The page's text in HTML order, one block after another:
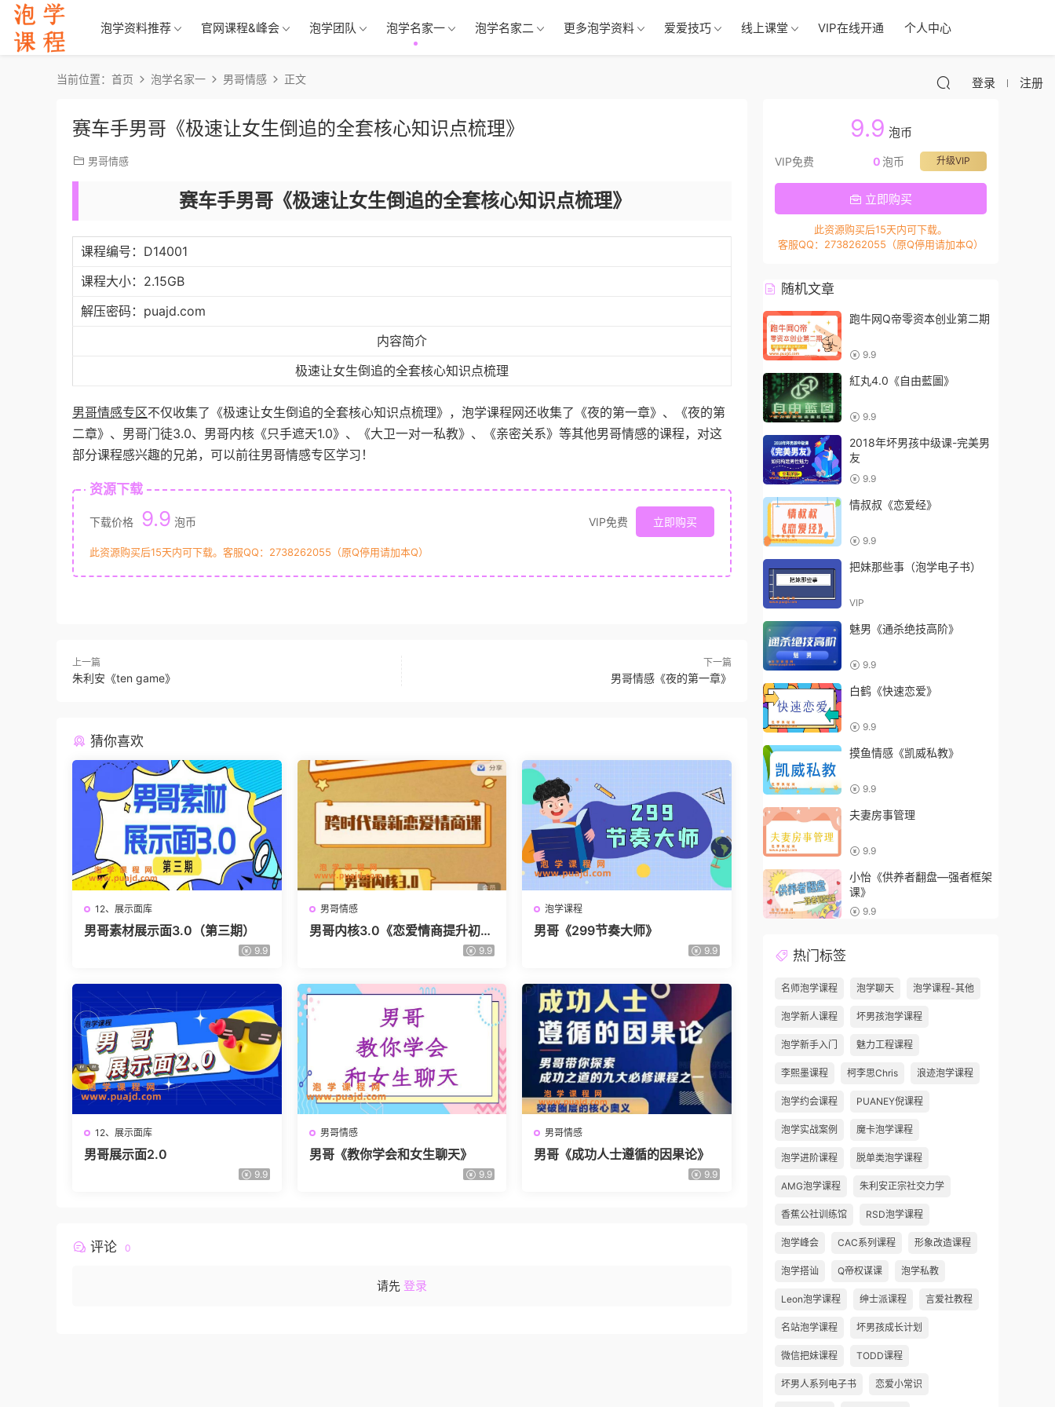
泡学资料推荐 官网课程&峰会 泡学团队 泡学名家一 泡学名家二 更多泡学资料 爱爱技巧 线上课堂 VIP在线开通 个人中心
登录 注册
当前位置： 首页 泡学名家一 男哥情感 正文
赛车手男哥《极速让女生倒追的全套核心知识点梳理》
男哥情感
赛车手男哥《极速让女生倒追的全套核心知识点梳理》
课程编号：D14001
课程大小：2.15GB
解压密码：puajd.com
内容简介
极速让女生倒追的全套核心知识点梳理
男哥情感专区不仅收集了《极速让女生倒追的全套核心知识点梳理》，泡学课程网还收集了《夜的第一章》、《夜的第
二章》、男哥门徒3.0、男哥内核《只手遮天1.0》、《大卫一对一私教》、《亲密关系》等其他男哥情感的课程，对这
部分课程感兴趣的兄弟，可以前往男哥情感专区学习！
资源下载
下载价格 9.9 泡币 VIP免费 立即购买
此资源购买后15天内可下载。客服QQ：2738262055（原Q停用请加本Q）
上一篇
朱利安《ten game》
下一篇
男哥情感《夜的第一章》
猜你喜欢
12、展示面库
男哥素材展示面3.0（第三期）
9.9
男哥情感
男哥内核3.0《恋爱情商提升初级
9.9
泡学课程
男哥《299节奏大师》
9.9
12、展示面库
男哥展示面2.0
9.9
男哥情感
男哥《教你学会和女生聊天》
9.9
男哥情感
男哥《成功人士遵循的因果论》
9.9
评论 0
请先 登录
9.9 泡币
VIP免费 升级VIP
0泡币
立即购买
此资源购买后15天内可下载。
客服QQ：2738262055（原Q停用请加本Q）
随机文章
跑牛网Q帝零资本创业第二期
9.9
紅丸4.0《自由藍圖》
9.9
2018年坏男孩中级课-完美男
友
9.9
情叔叔《恋爱经》
9.9
把妹那些事（泡学电子书）
VIP
魅男《通杀绝技高阶》
9.9
白鹤《快速恋爱》
9.9
摸鱼情感《凯威私教》
9.9
夫妻房事管理
9.9
小怡《供养者翻盘—强者框架
课》
9.9
热门标签
名师泡学课程 泡学聊天 泡学课程-其他
泡学新人课程 坏男孩泡学课程
泡学新手入门 魅力工程课程
李熙墨课程 柯李思Chris 浪迹泡学课程
泡学约会课程 PUANEY倪课程
泡学实战案例 魔卡泡学课程
泡学进阶课程 脱单类泡学课程
AMG泡学课程 朱利安正宗社交力学
香蕉公社训练馆 RSD泡学课程
泡学峰会 CAC系列课程 形象改造课程
泡学搭讪 Q帝权谋课 泡学私教
Leon泡学课程 绅士派课程 言爱社教程
名站泡学课程 坏男孩成长计划
微信把妹课程 TODD课程
坏男人系列电子书 恋爱小常识